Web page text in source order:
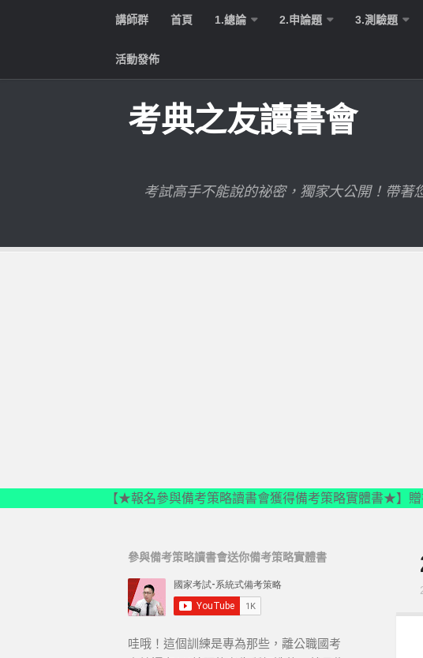
講師群 首頁 1.總論 2.申論題 3.測驗題
活動發佈
考典之友讀書會
考試高手不能說的祕密，獨家大公開！帶著
【★報名參與備考策略讀書會獲得備考策略實體書★】
參與備考策略讀書會送你備考策略實體書
哇哦！這個訓練是專為那些，離公職國考